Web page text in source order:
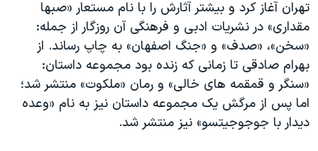
تهران آغاز کرد و بیشتر آثارش را با نام مستعار «صبها
مقداری» در نشریات ادبی و فرهنگی آن روزگار از جمله:
«سخن»، «صدف» و «جنگ اصفهان» به چاپ رساند. از
بهرام صادقی تا زمانی که زنده بود مجموعه داستان:
«سنگر و قمقمه های خالی» و رمان «ملکوت» منتشر شد؛
اما پس از مرگش یک مجموعه داستان نیز به نام «وعده
دیدار با جوجوجیتسو» نیز منتشر شد.